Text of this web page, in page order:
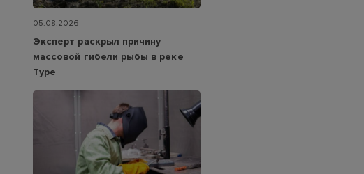
05.08.2026
Эксперт раскрыл причину
массовой гибели рыбы в реке
Туре